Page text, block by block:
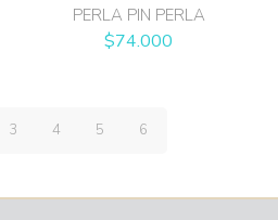
PERLA PIN PERLA
$74.000
3 4 5 6